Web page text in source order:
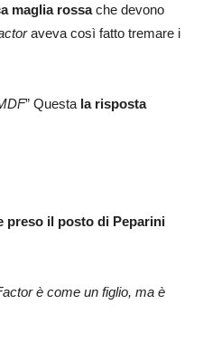
maglia rossache devono
aveva così fatto tremare i
” Questa la risposta
preso il posto di Peparini
è come un figlio, ma è